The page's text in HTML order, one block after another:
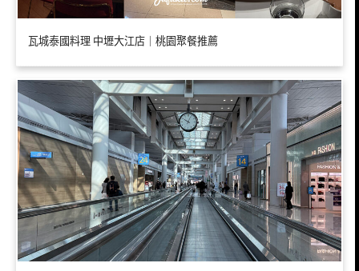
瓦城泰國料理 中壢大江店｜桃園聚餐推薦